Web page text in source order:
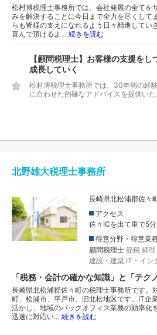
松村博税理士事務所では、会社発展の全てを
みを解決することに今日まで全力を尽くして
らも皆様の支えになれるよう日々精進してい
喜んで頂けるよ… 続きを読む
【顧問税理士】お客様の支援を
成長していく
松村博税理士事務所では、30年弱の経
に合わせた的確なアドバイスを提供いた
北野雄大税理士事務所
長崎県北松浦郡佐々
アクセス
佐々ICを出て車で5分
得意分野・得意業
顧問税理士 節税 経
建設・建築 IT・イン
「税務・会計の確かな知識」と「テク
長崎県北松浦郡佐々町の税理士事務所です。
町、松浦市、平戸市、旧北松地区です。IT企
活かし、地域のバックオフィス業務の効率化
迅速に対応い… 続きを読む